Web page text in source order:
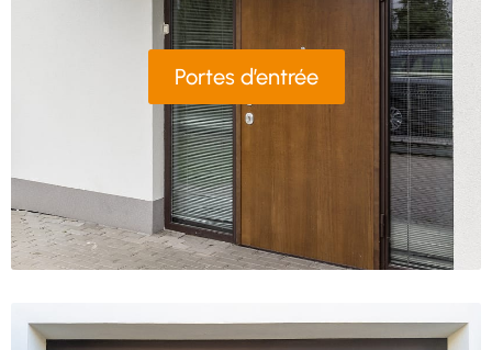
Portes d’entrée